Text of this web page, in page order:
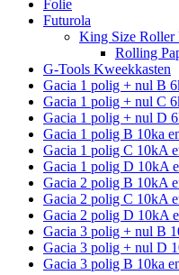
Folie
Futurola
King Size Roller
Rolling
G-Tools Kweekkasten
Gacia 1 polig + nul B
Gacia 1 polig + nul C
Gacia 1 polig + nul D
Gacia 1 polig B 10ka
Gacia 1 polig C 10kA
Gacia 1 polig D 10kA
Gacia 2 polig B 10kA
Gacia 2 polig C 10kA
Gacia 2 polig D 10kA
Gacia 3 polig + nul B
Gacia 3 polig + nul D
Gacia 3 polig B 10ka